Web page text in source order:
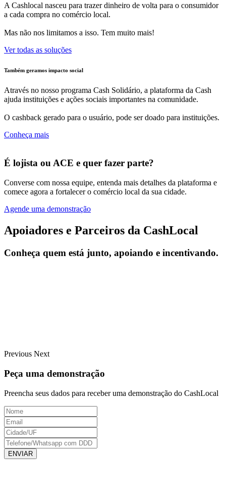
A Cashlocal nasceu para trazer dinheiro de volta para o consumidor
a cada compra no comércio local.
Mas não nos limitamos a isso. Tem muito mais!
Ver todas as soluções
Também geramos impacto social
Através no nosso programa Cash Solidário, a plataforma da Cash
ajuda instituições e ações sociais importantes na comunidade.
O cashback gerado para o usuário, pode ser doado para instituições.
Conheça mais
É lojista ou ACE e quer fazer parte?
Converse com nossa equipe, entenda mais detalhes da plataforma e
comece agora a fortalecer o comércio local da sua cidade.
Agende uma demonstração
Apoiadores e Parceiros da CashLocal
Conheça quem está junto, apoiando e incentivando.
Previous Next
Peça uma demonstração
Preencha seus dados para receber uma demonstração do CashLocal
ENVIAR